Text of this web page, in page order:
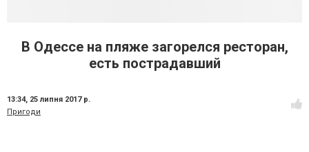
В Одессе на пляже загорелся ресторан,
есть пострадавший
13:34, 25 липня 2017 р.
Пригоди